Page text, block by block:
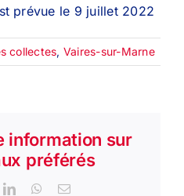
prévue le 9 juillet 2022
collectes, Vaires-sur-Marne
information sur
préférés
LinkedInWhatsApp
Email